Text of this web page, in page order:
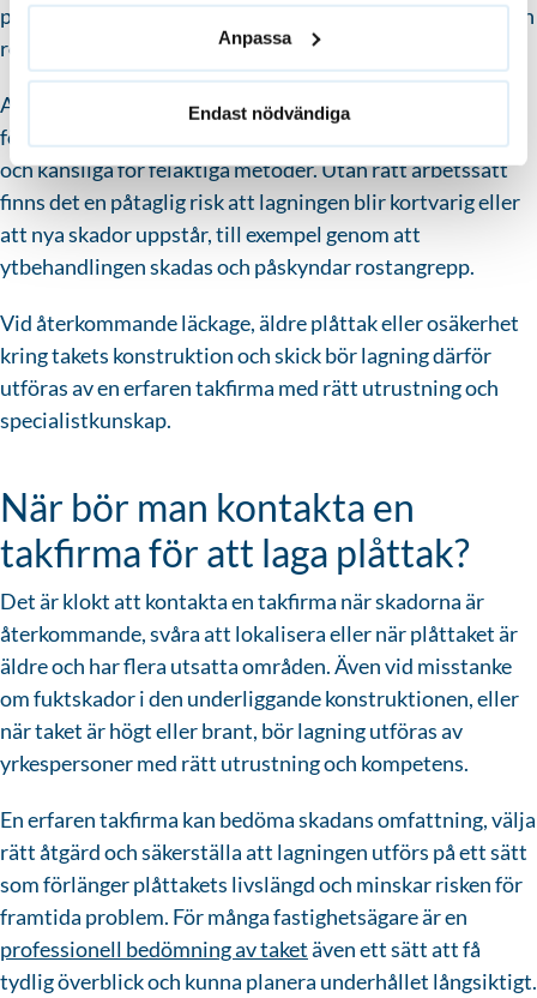
Anpassa
Endast nödvändiga
plåttak kunskap om material, ytbehandling och hur vatten
rör sig på och under taket.
Arbete på plåttak innebär dessutom både fallrisk och risk
för materialskador, särskilt eftersom plåttak ofta är hala
och känsliga för felaktiga metoder. Utan rätt arbetssätt
finns det en påtaglig risk att lagningen blir kortvarig eller
att nya skador uppstår, till exempel genom att
ytbehandlingen skadas och påskyndar rostangrepp.
Vid återkommande läckage, äldre plåttak eller osäkerhet
kring takets konstruktion och skick bör lagning därför
utföras av en erfaren takfirma med rätt utrustning och
specialistkunskap.
När bör man kontakta en
takfirma för att laga plåttak?
Det är klokt att kontakta en takfirma när skadorna är
återkommande, svåra att lokalisera eller när plåttaket är
äldre och har flera utsatta områden. Även vid misstanke
om fuktskador i den underliggande konstruktionen, eller
när taket är högt eller brant, bör lagning utföras av
yrkespersoner med rätt utrustning och kompetens.
En erfaren takfirma kan bedöma skadans omfattning, välja
rätt åtgärd och säkerställa att lagningen utförs på ett sätt
som förlänger plåttakets livslängd och minskar risken för
framtida problem. För många fastighetsägare är en
professionell bedömning av taketäven ett sätt att få
tydlig överblick och kunna planera underhållet långsiktigt.